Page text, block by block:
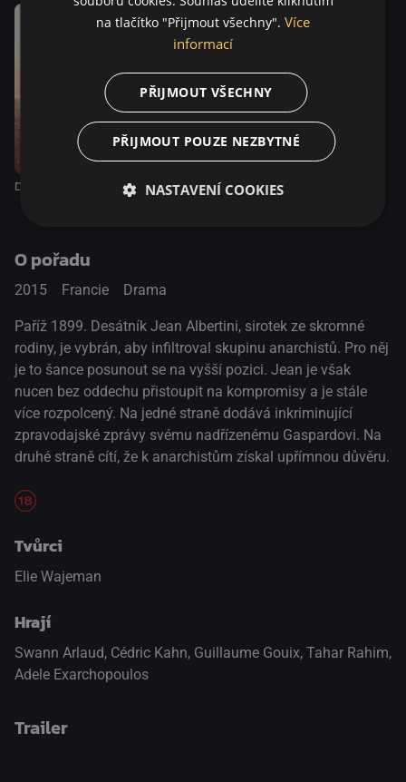
Daleko od lidí Život Adèle
O pořadu
2015 Francie Drama
Paříž 1899. Desátník Jean Albertini, sirotek ze skromné
rodiny, je vybrán, aby infiltroval skupinu anarchistů. Pro něj
je to šance posunout se na vyšší pozici. Jean je však
nucen bez oddechu přistoupit na kompromisy a je stále
více rozpolcený. Na jedné straně dodává inkriminující
zpravodajské zprávy svému nadřízenému Gaspardovi. Na
druhé straně cítí, že k anarchistům získal upřímnou důvěru.
Tvůrci
Elie Wajeman
Hrají
Swann Arlaud, Cédric Kahn, Guillaume Gouix, Tahar Rahim,
Adele Exarchopoulos
Trailer
na tlačítko "Přijmout všechny". Více
informací
PŘIJMOUT VŠECHNY
PŘIJMOUT POUZE NEZBYTNÉ
NASTAVENÍ COOKIES